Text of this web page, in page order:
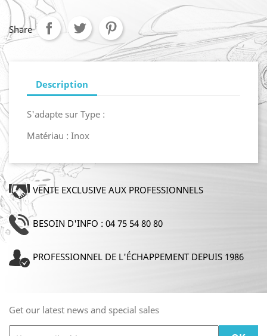
Share
Description
S'adapte sur Type :
Matériau : Inox
VENTE EXCLUSIVE AUX PROFESSIONNELS
BESOIN D'INFO : 04 75 54 80 80
PROFESSIONNEL DE L'ÉCHAPPEMENT DEPUIS 1986
Get our latest news and special sales